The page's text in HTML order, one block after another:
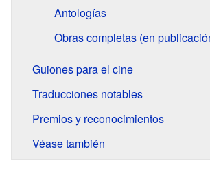
Antologías
Obras completas (en
Guiones para el cine
Traducciones notables
Premios y reconocimientos
Véase también